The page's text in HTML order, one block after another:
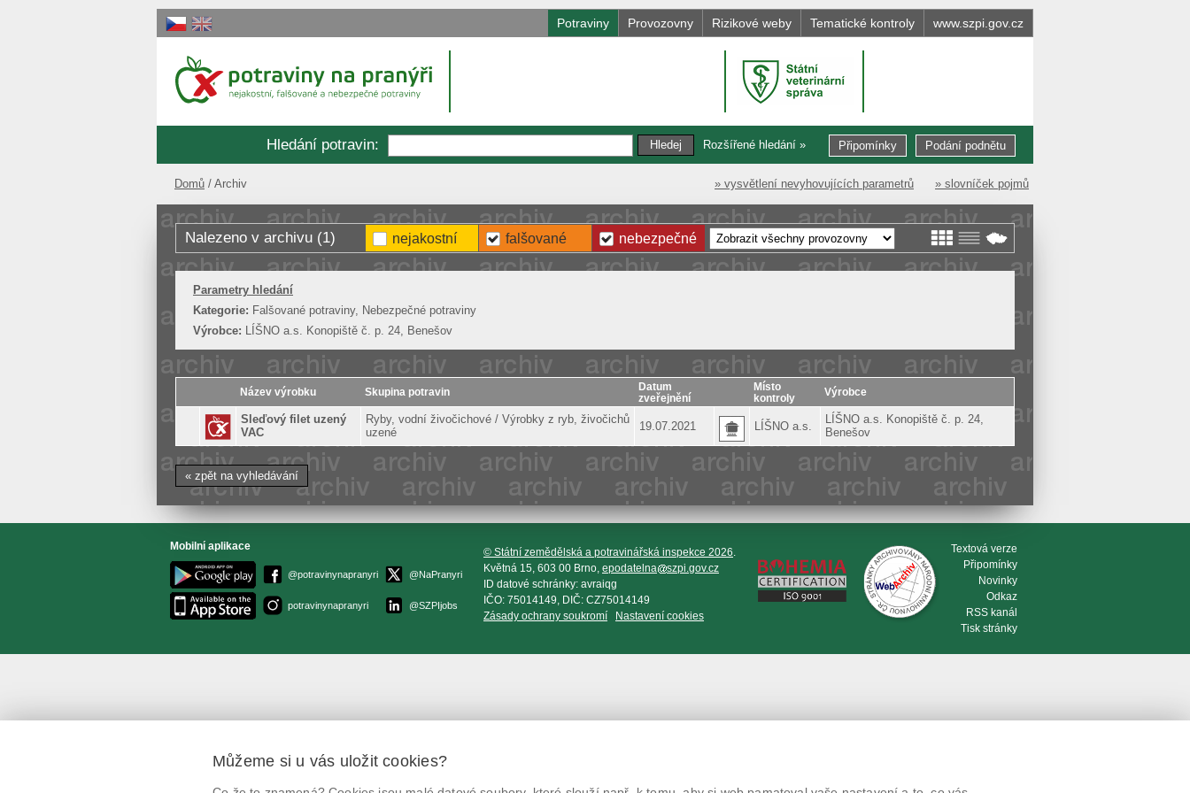
Potraviny Provozovny Rizikové weby Tematické kontroly www.szpi.gov.cz
Hledání potravin: Rozšířené hledání » Podání podnětu
Připomínky
Domů Archiv » vysvětlení nevyhovujících parametrů » slovníček pojmů
nejakostní falšované nebezpečné
Nalezeno v archivu (1)
Parametry hledání
Kategorie: Falšované potraviny, Nebezpečné potraviny
Výrobce:
LÍŠNO a.s. Konopiště č. p. 24, Benešov
Název výrobku Skupina potravin
Datum
zveřejnění
Místo
kontroly
Výrobce
Sleďový filet uzený
VAC
Ryby, vodní živočichové / Výrobky z ryb, živočichů
uzené
19.07.2021 LÍŠNO a.s.
LÍŠNO a.s. Konopiště č. p. 24,
Benešov
« zpět na vyhledávání
Mobilní aplikace
@potravinynapranyri
potravinynapranyri
@NaPranyri
@SZPIjobs
© Státní zemědělská a potravinářská inspekce 2026.
Květná 15, 603 00 Brno, epodatelna
szpi.gov.cz
ID datové schránky: avraiqg
IČO: 75014149, DIČ: CZ75014149
Zásady ochrany soukromí
Nastavení cookies
Textová verze
Připomínky
Novinky
Odkaz
RSS kanál
Tisk stránky
Můžeme si u vás uložit cookies?